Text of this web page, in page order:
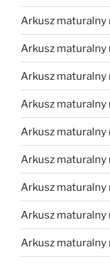
Arkusz maturalny
Arkusz maturalny
Arkusz maturalny
Arkusz maturalny
Arkusz maturalny
Arkusz maturalny
Arkusz maturalny
Arkusz maturalny
Arkusz maturalny